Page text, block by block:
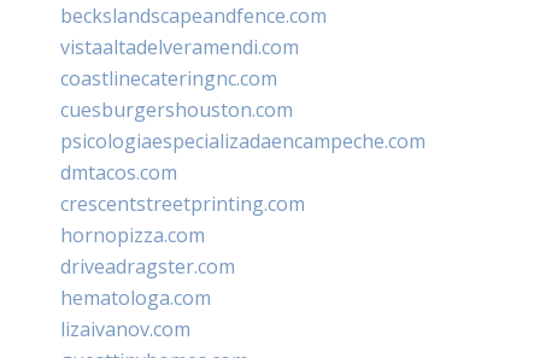
beckslandscapeandfence.com
vistaaltadelveramendi.com
coastlinecateringnc.com
cuesburgershouston.com
psicologiaespecializadaencampeche.com
dmtacos.com
crescentstreetprinting.com
hornopizza.com
driveadragster.com
hematologa.com
lizaivanov.com